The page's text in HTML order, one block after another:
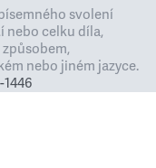
svolení
nebo celku díla,
nebo jiném jazyce.